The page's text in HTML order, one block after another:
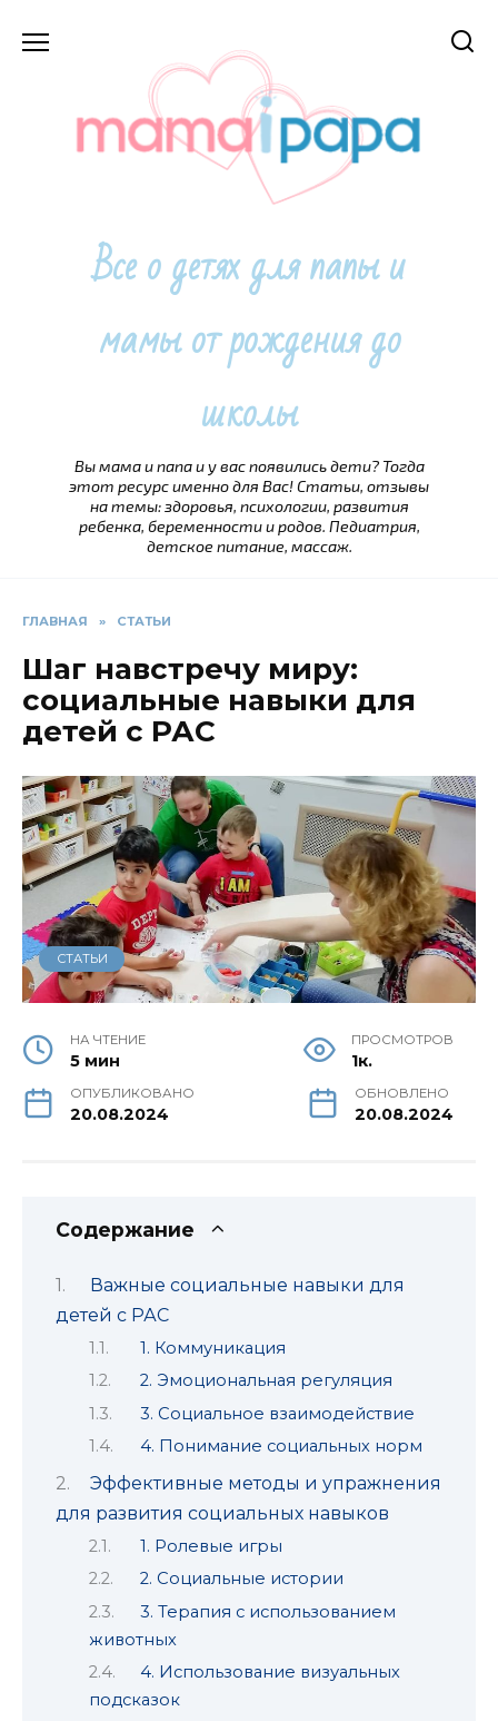
Все о детях для папы и
мамы от рождения до
школы
Вы мама и папа и у вас появились дети? Тогда
этот ресурс именно для Вас! Статьи, отзывы
на темы: здоровья, психологии, развития
ребенка, беременности и родов. Педиатрия,
детское питание, массаж.
ГЛАВНАЯ » СТАТЬИ
Шаг навстречу миру:
социальные навыки для
детей с РАС
СТАТЬИ
НА ЧТЕНИЕ
5 мин
ПРОСМОТРОВ
1к.
ОПУБЛИКОВАНО
20.08.2024
ОБНОВЛЕНО
20.08.2024
Содержание
Важные социальные навыки для
детей с РАС
1. Коммуникация
2. Эмоциональная регуляция
3. Социальное взаимодействие
4. Понимание социальных норм
Эффективные методы и упражнения
для развития социальных навыков
1. Ролевые игры
2. Социальные истории
3. Терапия с использованием
животных
4. Использование визуальных
подсказок